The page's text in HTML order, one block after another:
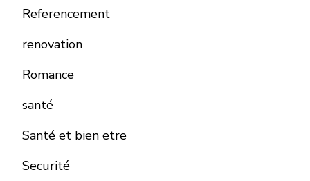
Referencement
renovation
Romance
santé
Santé et bien etre
Securité